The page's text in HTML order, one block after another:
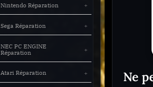
Toggle
sub-
menu
Toggle
sub-
Ne
Nintendo Réparation
Sega Réparation
NEC PC ENGINE
Réparation
Atari Réparation